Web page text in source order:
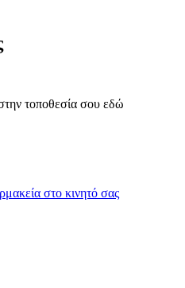
τοποθεσία σου εδώ
στο κινητό σας